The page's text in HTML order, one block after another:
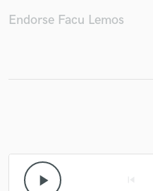
Endorse Facu Lemos
play_arrow